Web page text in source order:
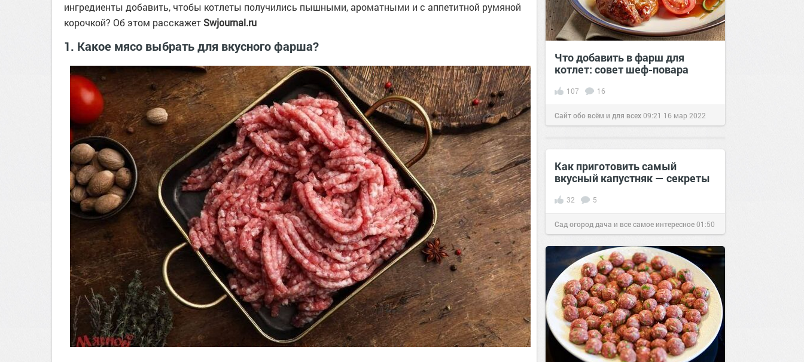
ингредиенты добавить, чтобы котлеты получились пышными, ароматными и с аппетитной румяной
корочкой? Об этом расскажетSwjournal.ru
1. Какое мясо выбрать для вкусного фарша?
Что добавить в фарш для
котлет: совет шеф-повара
107 16
Сайт обо всём и для всех09:21 16 мар 2022
Как приготовить самый
вкусный капустняк — секреты
32 5
Сад огород дача и все самое интересное01:50
30 окт 2016